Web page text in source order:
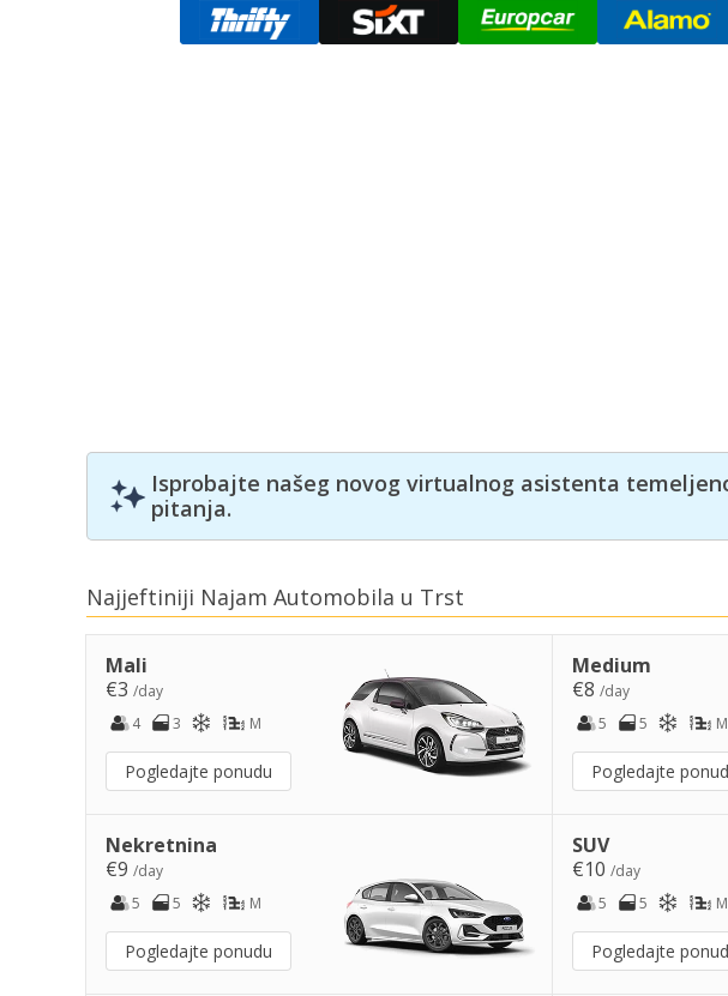
Isprobajte našeg novog virtualnog asistenta
pitanja.
Najjeftiniji Najam Automobila u Trst
Mali
€3 /day
4
3 M
Pogledajte ponudu
Medium
€8/day
5
5 M
Pogledajte
Nekretnina
€9 /day
5
5 M
Pogledajte ponudu
SUV
€10/day
5
5 M
Pogledajte